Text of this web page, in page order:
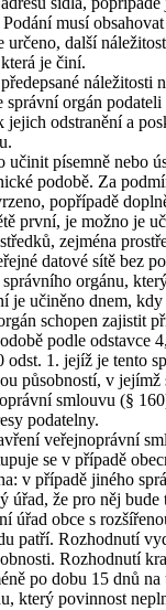
musí
určeno, další
je činí.
náležitosti
správní orgán
jejich odstranění a
učinit písemně nebo
podobě. Za
popřípadě
první, je možno je
zejména
datové sítě bez
orgánu,
je učiněno dnem,
schopen zajistit
podle odstavce
odst. 1. jejíž je tento
působností, v
smlouvu (§
podatelny.
veřejnoprávní
se v případě
v případě jiného
úřad, že pro něj bude
úřad obce s
patří. Rozhodnutí
Rozhodnutí
po dobu 15 dnů na
který povinnost